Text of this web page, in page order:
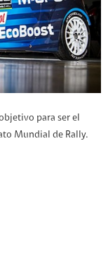
para ser el
Mundial de Rally.